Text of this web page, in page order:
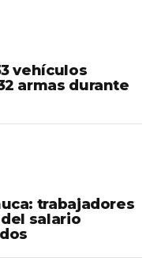
vehículos
armas durante
trabajadores
salario